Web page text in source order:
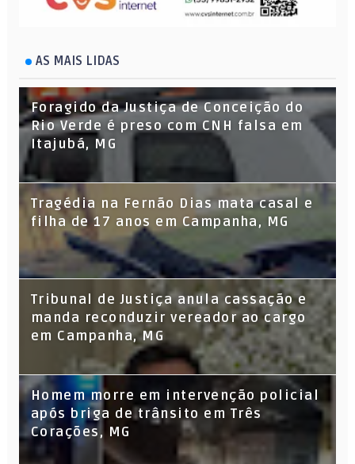
AS MAIS LIDAS
Foragido da Justiça de Conceição do
Rio Verde é preso com CNH falsa em
Itajubá, MG
Tragédia na Fernão Dias mata casal e
filha de 17 anos em Campanha, MG
Tribunal de Justiça anula cassação e
manda reconduzir vereador ao cargo
em Campanha, MG
Homem morre em intervenção policial
após briga de trânsito em Três
Corações, MG